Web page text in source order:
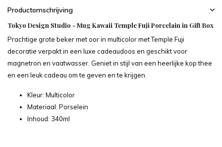
Productomschrijving
Tokyo Design Studio - Mug Kawaii Temple Fuji Porcelain in Gift Box
Prachtige grote beker met oor in multicolor met Temple Fuji
decoratie verpakt in een luxe cadeaudoos en geschikt voor
magnetron en vaatwasser. Geniet in stijl van een heerlijke kop thee
en een leuk cadeau om te geven en te krijgen.
Kleur: Multicolor
Materiaal: Porselein
Inhoud: 340ml